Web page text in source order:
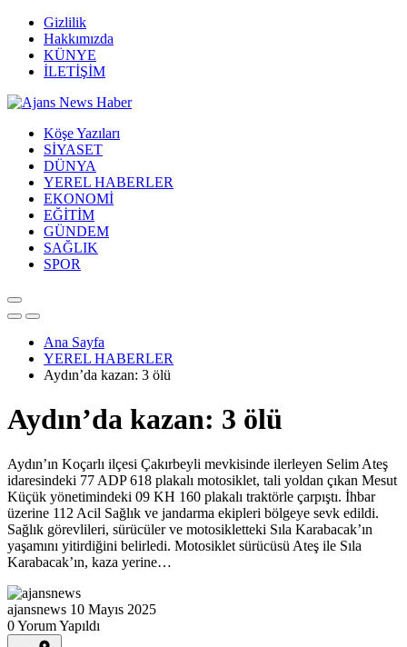
Gizlilik
Hakkımızda
KÜNYE
İLETİŞİM
Köşe Yazıları
SİYASET
DÜNYA
YEREL HABERLER
EKONOMİ
EĞİTİM
GÜNDEM
SAĞLIK
SPOR
Ana Sayfa
YEREL HABERLER
Aydın’da kazan: 3 ölü
Aydın’da kazan: 3 ölü
Aydın’ın Koçarlı ilçesi Çakırbeyli mevkisinde ilerleyen Selim Ateş
idaresindeki 77 ADP 618 plakalı motosiklet, tali yoldan çıkan Mesut
Küçük yönetimindeki 09 KH 160 plakalı traktörle çarpıştı. İhbar
üzerine 112 Acil Sağlık ve jandarma ekipleri bölgeye sevk edildi.
Sağlık görevlileri, sürücüler ve motosikletteki Sıla Karabacak’ın
yaşamını yitirdiğini belirledi. Motosiklet sürücüsü Ateş ile Sıla
Karabacak’ın, kaza yerine…
ajansnews 10 Mayıs 2025
0 Yorum Yapıldı